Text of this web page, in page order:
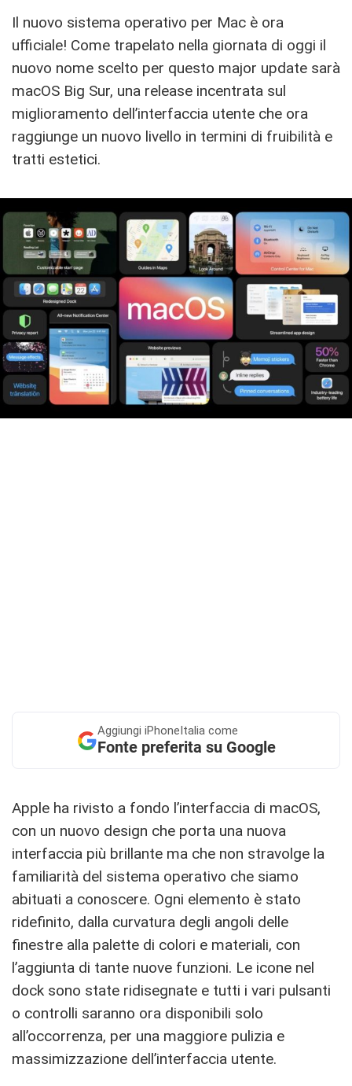
Il nuovo sistema operativo per Mac è ora
ufficiale! Come trapelato nella giornata di oggi il
nuovo nome scelto per questo major update sarà
macOS Big Sur, una release incentrata sul
miglioramento dell’interfaccia utente che ora
raggiunge un nuovo livello in termini di fruibilità e
tratti estetici.
Aggiungi iPhoneItalia come
Fonte preferita su Google
Apple ha rivisto a fondo l’interfaccia di macOS,
con un nuovo design che porta una nuova
interfaccia più brillante ma che non stravolge la
familiarità del sistema operativo che siamo
abituati a conoscere. Ogni elemento è stato
ridefinito, dalla curvatura degli angoli delle
finestre alla palette di colori e materiali, con
l’aggiunta di tante nuove funzioni. Le icone nel
dock sono state ridisegnate e tutti i vari pulsanti
o controlli saranno ora disponibili solo
all’occorrenza, per una maggiore pulizia e
massimizzazione dell’interfaccia utente.